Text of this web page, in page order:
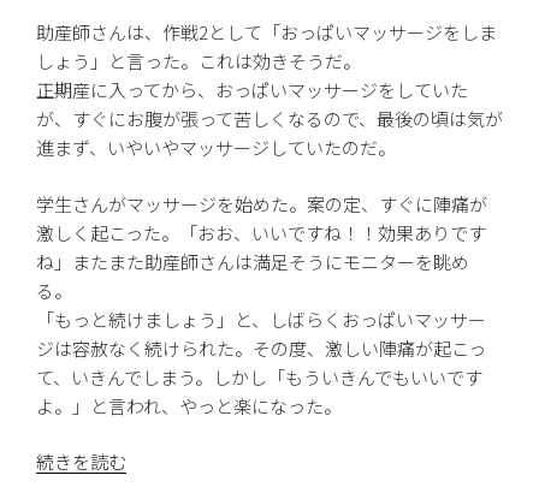
面”
の
助産師さんは、作戦2として「おっぱいマッサージをしま
しょう」と言った。これは効きそうだ。
正期産に入ってから、おっぱいマッサージをしていた
が、すぐにお腹が張って苦しくなるので、最後の頃は気が
進まず、いやいやマッサージしていたのだ。
学生さんがマッサージを始めた。案の定、すぐに陣痛が
激しく起こった。「おお、いいですね！！効果ありです
ね」またまた助産師さんは満足そうにモニターを眺め
る。
「もっと続けましょう」と、しばらくおっぱいマッサー
ジは容赦なく続けられた。その度、激しい陣痛が起こっ
て、いきんでしまう。しかし「もういきんでもいいです
よ。」と言われ、やっと楽になった。
“出
続きを読む